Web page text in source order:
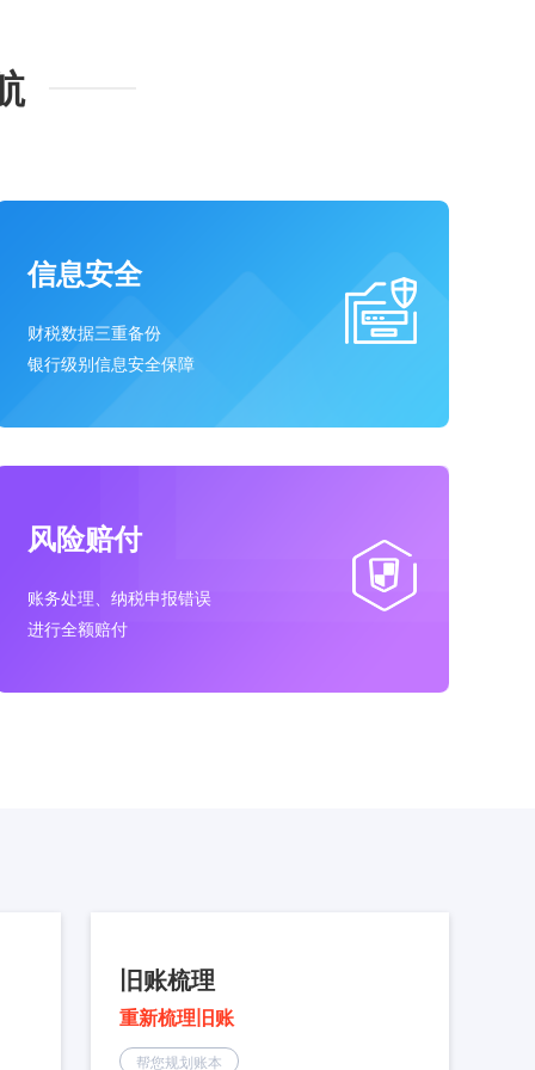
信息安全
财税数据三重备份
银行级别信息安全保障
风险赔付
账务处理、纳税申报错误
进行全额赔付
旧账梳理
重新梳理旧账
帮您规划账本